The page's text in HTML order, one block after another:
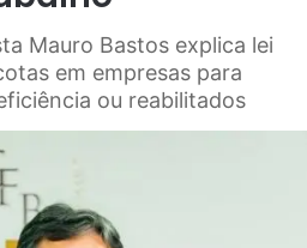
Mauro Bastos explica lei
em empresas para
ou reabilitados